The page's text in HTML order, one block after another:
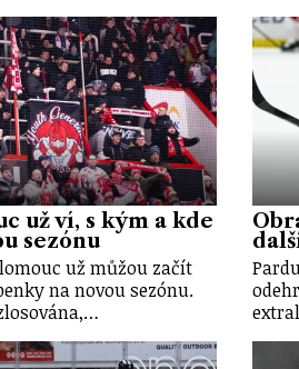
už ví, s kým a kde
sezónu
už můžou začít
na novou sezónu.